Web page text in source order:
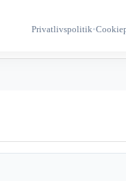
Privatlivspolitik•